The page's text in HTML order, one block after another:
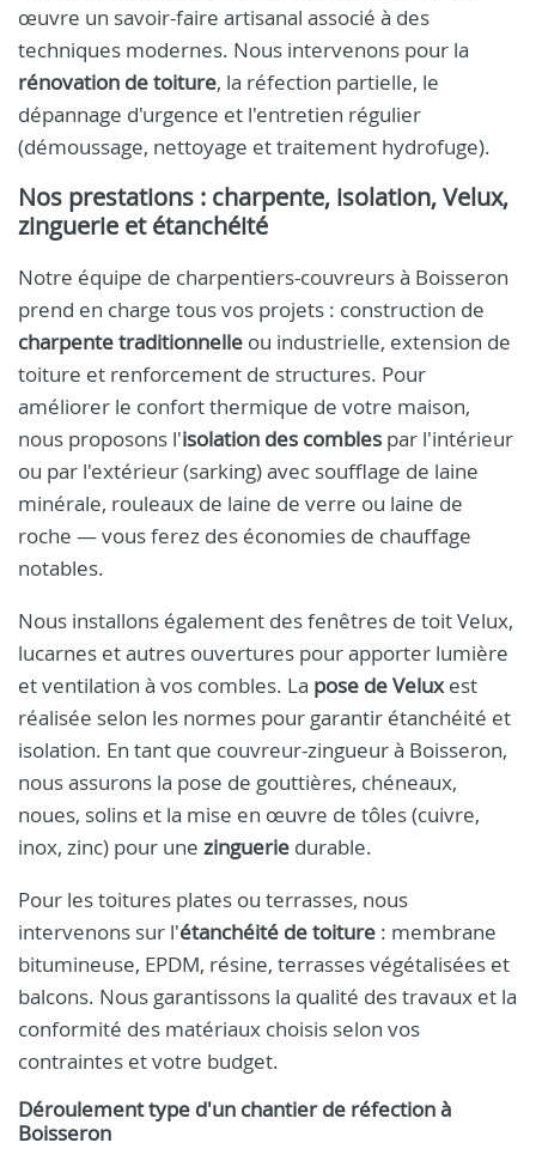
œuvre un savoir-faire artisanal associé à des
techniques modernes. Nous intervenons pour la
rénovation de toiture, la réfection partielle, le
dépannage d'urgence et l'entretien régulier
(démoussage, nettoyage et traitement hydrofuge).
Nos prestations : charpente, isolation, Velux,
zinguerie et étanchéité
Notre équipe de charpentiers-couvreurs à Boisseron
prend en charge tous vos projets : construction de
charpente traditionnelle ou industrielle, extension de
toiture et renforcement de structures. Pour
améliorer le confort thermique de votre maison,
nous proposons l'isolation des combles par l'intérieur
ou par l'extérieur (sarking) avec soufflage de laine
minérale, rouleaux de laine de verre ou laine de
roche — vous ferez des économies de chauffage
notables.
Nous installons également des fenêtres de toit Velux,
lucarnes et autres ouvertures pour apporter lumière
et ventilation à vos combles. La pose de Veluxest
réalisée selon les normes pour garantir étanchéité et
isolation. En tant que couvreur-zingueur à Boisseron,
nous assurons la pose de gouttières, chéneaux,
noues, solins et la mise en œuvre de tôles (cuivre,
inox, zinc) pour une zinguerie durable.
Pour les toitures plates ou terrasses, nous
intervenons sur l'étanchéité de toiture : membrane
bitumineuse, EPDM, résine, terrasses végétalisées et
balcons. Nous garantissons la qualité des travaux et la
conformité des matériaux choisis selon vos
contraintes et votre budget.
Déroulement type d'un chantier de réfection à
Boisseron